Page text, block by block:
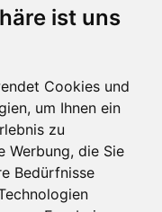
ist uns
Cookies und
um Ihnen ein
zu
Werbung, die Sie
Bedürfnisse